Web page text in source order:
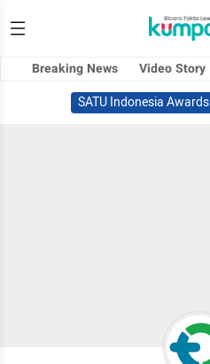
Breaking News Video Story
SATU Indonesia Awards